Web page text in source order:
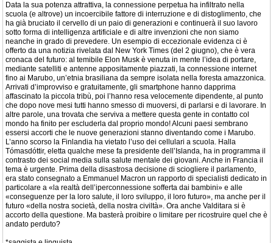
Data la sua potenza attrattiva, la connessione perpetua ha infiltrato nella
scuola (e altrove) un incoercibile fattore di interruzione e di distoglimento, che
ha già bruciato il cervello di un paio di generazioni e continuerà il suo lavoro
sotto forma di intelligenza artificiale e di altre invenzioni che non siamo
neanche in grado di prevedere. Un esempio di eccezionale evidenza ci è
offerto da una notizia rivelata dal New York Times (del 2 giugno), che è vera
cronaca del futuro: al temibile Elon Musk è venuta in mente l’idea di portare,
mediante satelliti e antenne appositamente piazzati, la connessione internet
fino ai Marubo, un’etnia brasiliana da sempre isolata nella foresta amazzonica.
Arrivati d’improvviso e gratuitamente, gli smartphone hanno dapprima
affascinato la piccola tribù, poi l’hanno resa velocemente dipendente, al punto
che dopo nove mesi tutti hanno smesso di muoversi, di parlarsi e di lavorare. In
altre parole, una trovata che serviva a mettere questa gente in contatto col
mondo ha finito per escluderla dal proprio mondo! Alcuni paesi sembrano
essersi accorti che le nuove generazioni stanno diventando come i Marubo.
L’anno scorso la Finlandia ha vietato l’uso dei cellulari a scuola. Halla
Tómasdóttir, eletta qualche mese fa presidente dell’Islanda, ha in programma il
contrasto dei social media sulla salute mentale dei giovani. Anche in Francia il
tema è urgente. Prima della disastrosa decisione di sciogliere il parlamento,
era stato consegnato a Emmanuel Macron un rapporto di specialisti dedicato in
particolare a «la realtà dell’iperconnessione sofferta dai bambini» e alle
«conseguenze per la loro salute, il loro sviluppo, il loro futuro», ma anche per il
futuro «della nostra società, della nostra civiltà». Ora anche Valditara si è
accorto della questione. Ma basterà proibire o limitare per ricostruire quel che è
andato perduto?